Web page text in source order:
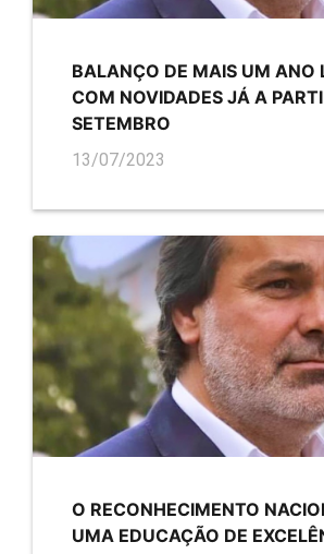
BALANÇO DE MAIS UM ANO
COM NOVIDADES JÁ A
SETEMBRO
13/07/2023
O RECONHECIMENTO
UMA EDUCAÇÃO DE